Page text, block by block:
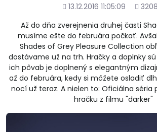
Pridané
13.12.2016 11:05:09
Počet
3208
Až do dňa zverejnenia druhej časti
musíme ešte do februára počkať.
Shades of Grey Pleasure Collection
dostávame už na trh. Hračky a doplnky
ich pôvab je doplnený s elegantným
až do februára, kedy si môžete osladiť
nocí už teraz. A nielen to: Oficiálna séria
hračku z filmu "darker"